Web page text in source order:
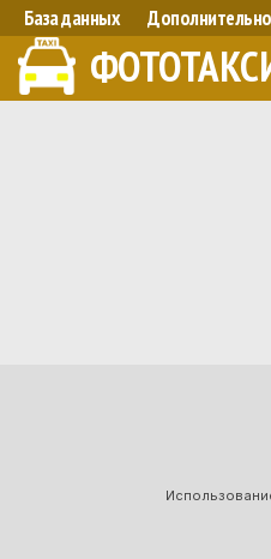
База данных Дополнительно